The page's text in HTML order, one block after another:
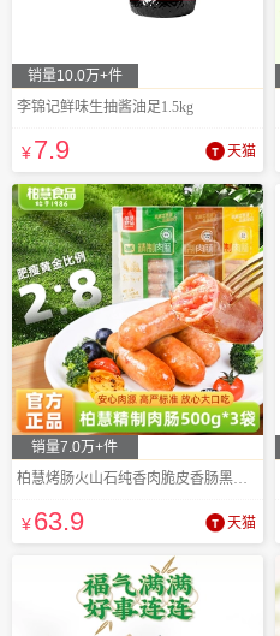
销量10.0万+件
李锦记鲜味生抽酱油足1.5kg
¥7.9 天猫
销量7.0万+件
柏慧烤肠火山石纯香肉脆皮香肠黑胡椒
¥63.9 天猫